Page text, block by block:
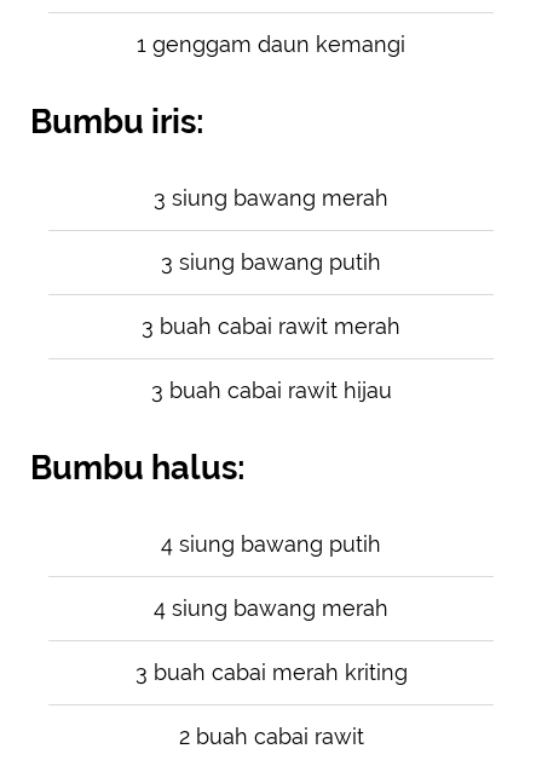
1 genggam daun kemangi
Bumbu iris:
3 siung bawang merah
3 siung bawang putih
3 buah cabai rawit merah
3 buah cabai rawit hijau
Bumbu halus:
4 siung bawang putih
4 siung bawang merah
3 buah cabai merah kriting
2 buah cabai rawit